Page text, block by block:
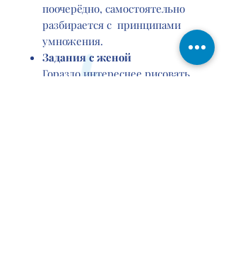
поочерёдно, самостоятельно
разбирается с принципами
умножения.
Задания с женой
Гораздо интереснее рисовать